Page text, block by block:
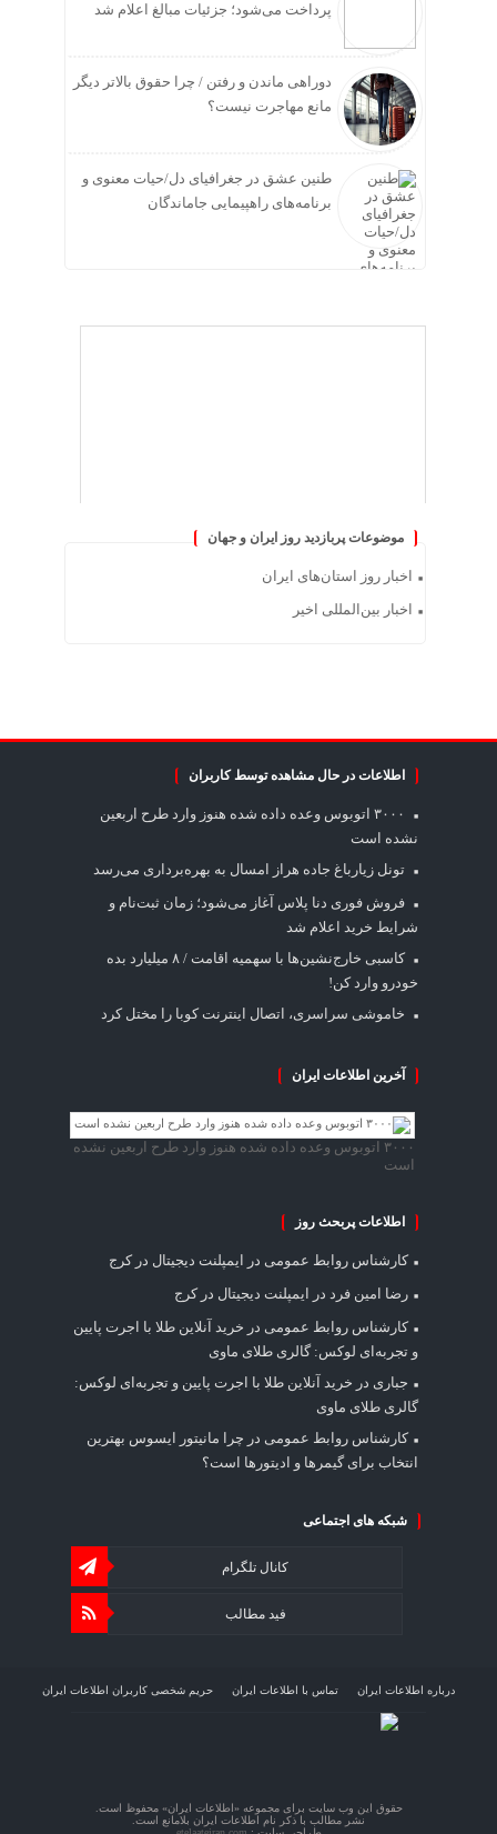
پرداخت می‌شود؛ جزئیات مبالغ اعلام شد
دوراهی ماندن و رفتن / چرا حقوق بالاتر دیگر
مانع مهاجرت نیست؟
طنین عشق در جغرافیای دل/حیات معنوی و
برنامه‌های راهپیمایی جاماندگان
موضوعات پربازدید روز ایران و جهان
اخبار روز استان‌های ایران
اخبار بین‌المللی اخیر
اطلاعات در حال مشاهده توسط کاربران
۳۰۰۰ اتوبوس وعده داده شده هنوز وارد طرح اربعین
نشده است
تونل زیارباغ جاده هراز امسال به بهره‌برداری می‌رسد
فروش فوری دنا پلاس آغاز می‌شود؛ زمان ثبت‌نام و
شرایط خرید اعلام شد
کاسبی خارج‌نشین‌ها با سهمیه اقامت / ۸ میلیارد بده
خودرو وارد کن!
خاموشی سراسری، اتصال اینترنت کوبا را مختل کرد
آخرین اطلاعات ایران
۳۰۰۰ اتوبوس وعده داده شده هنوز وارد طرح اربعین نشده
است
اطلاعات پربحث روز
کارشناس روابط عمومی در
ایمپلنت دیجیتال در کرج
رضا امین فرد در
ایمپلنت دیجیتال در کرج
کارشناس روابط عمومی در خرید آنلاین طلا با اجرت پایین
و تجربه‌ای لوکس: گالری طلای ماوی
جباری در خرید آنلاین طلا با اجرت پایین و تجربه‌ای لوکس:
گالری طلای ماوی
کارشناس روابط عمومی در چرا مانیتور ایسوس بهترین
انتخاب برای گیمرها و ادیتورها است؟
شبکه های اجتماعی
کانال تلگرام
فید مطالب
درباره اطلاعات ایران تماس با اطلاعات ایران حریم شخصی کاربران اطلاعات ایران
شرایط بازنشر محتوا در اطلاعات ایران
حقوق این وب سایت برای مجموعه «اطلاعات‌ ایران» محفوظ است.
نشر مطالب با ذکر نام اطلاعات‌ ایران بلامانع است.